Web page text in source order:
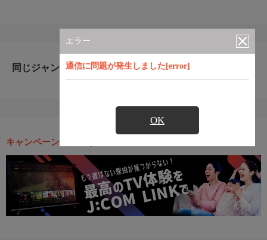
エラー
通信に問題が発生しました[error]
OK
同じジャンルのおすすめ番組
キャンペーン・お得な情報